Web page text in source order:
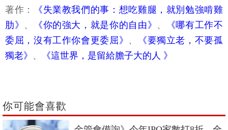
著作：
《失業教我們的事：想吃雞腿，就別勉強啃雞
肋》 、 《你的強大，就是你的自由》 、
《哪有工作不
委屈，沒有工作你會更委屈》 、
《要獨立老，不要孤
獨老》 、 《這世界，是留給膽子大的人 》
你可能會喜歡